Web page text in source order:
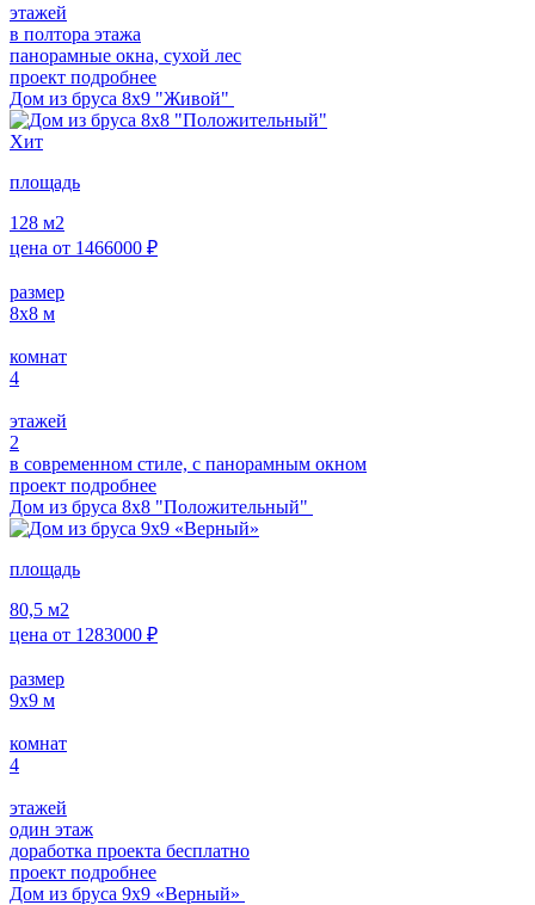
этажей
в полтора этажа
панорамные окна, сухой лес
проект подробнее
Дом из бруса 8х9 "Живой"
Хит
площадь
128 м2
цена от 1466000 ₽
размер
8х8 м
комнат
4
этажей
2
в современном стиле, с панорамным окном
проект подробнее
Дом из бруса 8х8 "Положительный"
площадь
80,5 м2
цена от 1283000 ₽
размер
9х9 м
комнат
4
этажей
один этаж
доработка проекта бесплатно
проект подробнее
Дом из бруса 9х9 «Верный»